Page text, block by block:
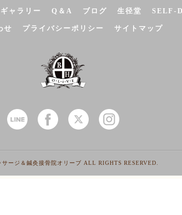
ギャラリー Q＆A ブログ 生径堂 SELF-
せ プライバシーポリシー サイトマップ
ージ＆鍼灸接骨院オリーブ ALL RIGHTS RESERVED.